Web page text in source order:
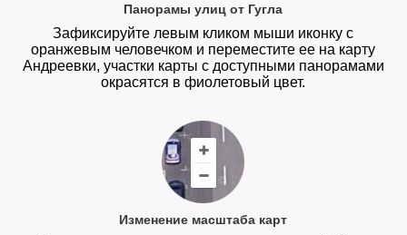
Панорамы улиц от Гугла
Зафиксируйте левым кликом мыши иконку с
оранжевым человечком и переместите ее на карту
Андреевки, участки карты с доступными панорамами
окрасятся в фиолетовый цвет.
Изменение масштаба карт